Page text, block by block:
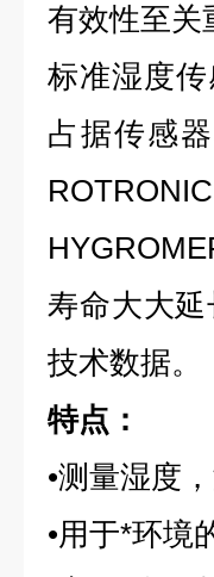
有效性至关
标准湿度
占据传感
寿命大大
技术数据。
特点：
•测量湿度
•用于*环境